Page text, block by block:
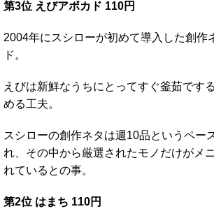
第3位 えびアボカド 110円
2004年にスシローが初めて導入した創作
ド。
えびは新鮮なうちにとってすぐ釜茹です
める工夫。
スシローの創作ネタは週10品というペー
れ、その中から厳選されたモノだけがメ
れているとの事。
第2位 はまち 110円